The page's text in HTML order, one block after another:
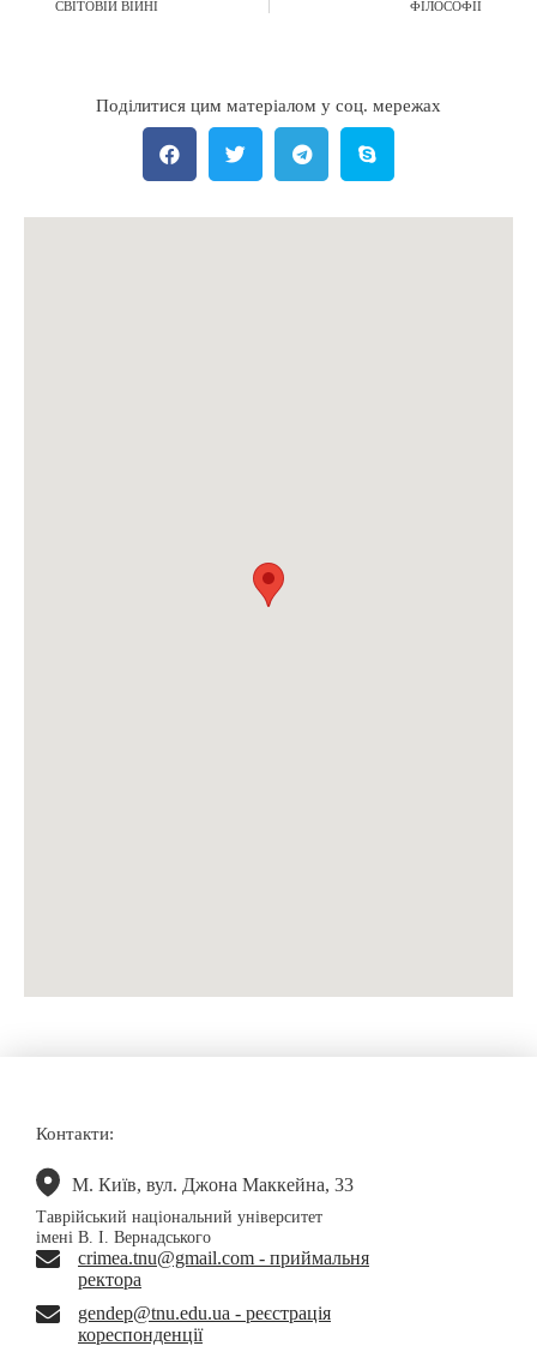
СВІТОВІЙ ВІЙНІ ФІЛОСОФІЇ
Поділитися цим матеріалом у соц. мережах
Контакти:
М. Київ, вул. Джона Маккейна, 33
Таврійський національний університет
імені В. І. Вернадського
crimea.tnu@gmail.com - приймальня
ректора
gendep@tnu.edu.ua - реєстрація
кореспонденції